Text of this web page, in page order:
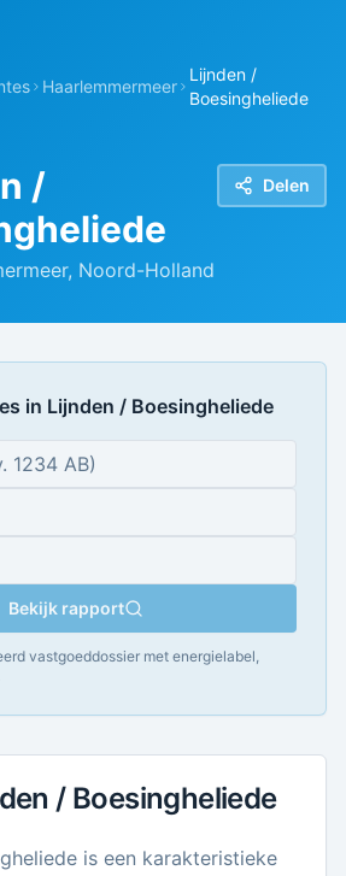
Haarlemmermeer
Lijnden /
Boesingheliede
/
, Noord-Holland
Delen
in Lijnden / Boesingheliede
Bekijk rapport
vastgoeddossier met energielabel,
/ Boesingheliede
is een karakteristieke